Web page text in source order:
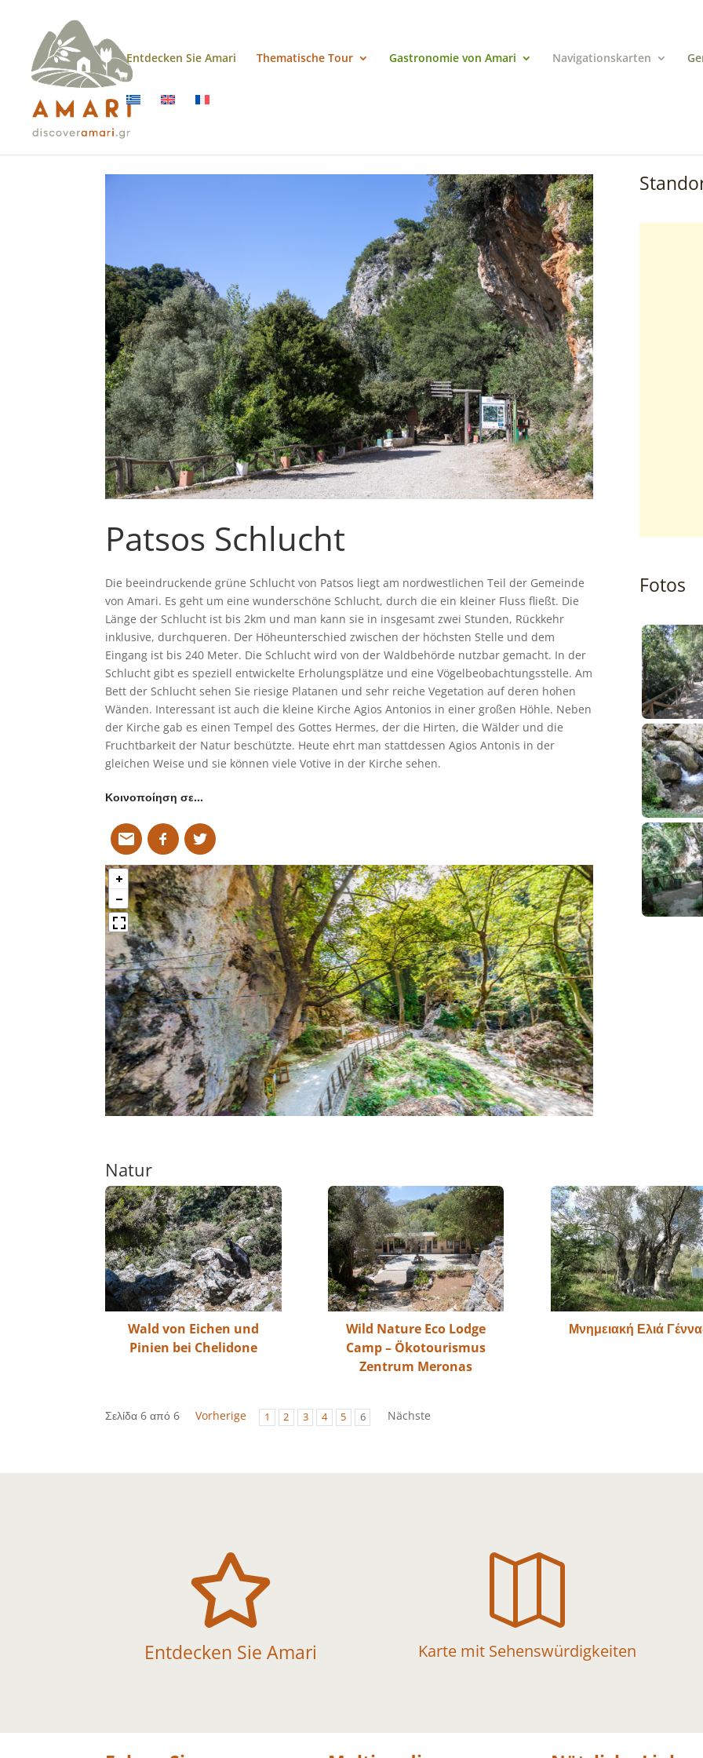
Entdecken Sie Amari Thematische Tour Gastronomie von Amari Navigationskarten
Patsos Schlucht
Die beeindruckende grüne Schlucht von Patsos liegt am nordwestlichen Teil der Gemeinde
von Amari. Es geht um eine wunderschöne Schlucht, durch die ein kleiner Fluss fließt. Die
Länge der Schlucht ist bis 2km und man kann sie in insgesamt zwei Stunden, Rückkehr
inklusive, durchqueren. Der Höheunterschied zwischen der höchsten Stelle und dem
Eingang ist bis 240 Meter. Die Schlucht wird von der Waldbehörde nutzbar gemacht. In der
Schlucht gibt es speziell entwickelte Erholungsplätze und eine Vögelbeobachtungsstelle. Am
Bett der Schlucht sehen Sie riesige Platanen und sehr reiche Vegetation auf deren hohen
Wänden. Interessant ist auch die kleine Kirche Agios Antonios in einer großen Höhle. Neben
der Kirche gab es einen Tempel des Gottes Hermes, der die Hirten, die Wälder und die
Fruchtbarkeit der Natur beschützte. Heute ehrt man stattdessen Agios Antonis in der
gleichen Weise und sie können viele Votive in der Kirche sehen.
Κοινοποίηση σε…
Fotos
Natur
Wald von Eichen und
Pinien bei Chelidone
Wild Nature Eco Lodge
Camp – Ökotourismus
Zentrum Meronas
Μνημειακή Ελιά
Σελίδα 6 από 6 Vorherige 1 2 3 4 5 6 Nächste

Entdecken Sie Amari

Karte mit Sehenswürdigkeiten